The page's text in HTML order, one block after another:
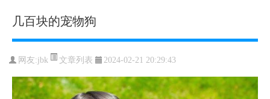
几百块的宠物狗
网友:jbk 文章列表 2024-02-21 20:29:43